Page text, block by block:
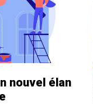
nouvel élan